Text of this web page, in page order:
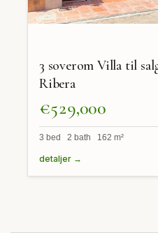
3 soverom Villa til
Ribera
€529,000
3 bed 2 bath 162 m²
detaljer →